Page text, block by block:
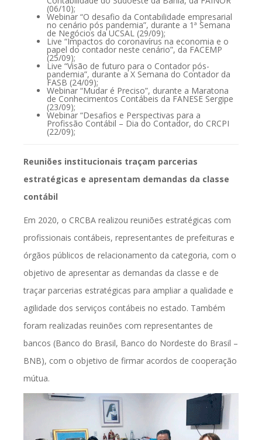
(06/10);
Webinar “O desafio da Contabilidade empresarial
no cenário pós pandemia”, durante a 1ª Semana
de Negócios da UCSAL (29/09);
Live “Impactos do coronavírus na economia e o
papel do contador neste cenário”, da FACEMP
(25/09);
Live “Visão de futuro para o Contador pós-
pandemia”, durante a X Semana do Contador da
FASB (24/09);
Webinar “Mudar é Preciso”, durante a Maratona
de Conhecimentos Contábeis da FANESE Sergipe
(23/09);
Webinar “Desafios e Perspectivas para a
Profissão Contábil – Dia do Contador, do CRCPI
(22/09);
Reuniões institucionais traçam parcerias
estratégicas e apresentam demandas da classe
contábil
Em 2020, o CRCBA realizou reuniões estratégicas com
profissionais contábeis, representantes de prefeituras e
órgãos públicos de relacionamento da categoria, com o
objetivo de apresentar as demandas da classe e de
traçar parcerias estratégicas para ampliar a qualidade e
agilidade dos serviços contábeis no estado. Também
foram realizadas reuinões com representantes de
bancos (Banco do Brasil, Banco do Nordeste do Brasil –
BNB), com o objetivo de firmar acordos de cooperação
mútua.